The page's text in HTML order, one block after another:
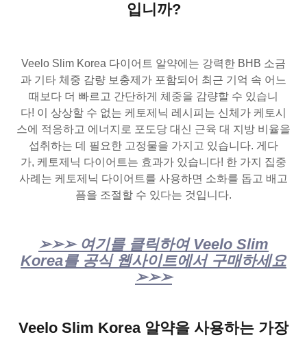
입니까?
Veelo Slim Korea 다이어트 알약에는 강력한 BHB 소금
과 기타 체중 감량 보충제가 포함되어 최근 기억 속 어느
때보다 더 빠르고 간단하게 체중을 감량할 수 있습니
다! 이 상상할 수 없는 케토제닉 레시피는 신체가 케토시
스에 적응하고 에너지로 포도당 대신 근육 대 지방 비율을
섭취하는 데 필요한 고정물을 가지고 있습니다. 게다
가, 케토제닉 다이어트는 효과가 있습니다! 한 가지 집중
사례는 케토제닉 다이어트를 사용하면 소화를 돕고 배고
픔을 조절할 수 있다는 것입니다.
➢➢➢ 여기를 클릭하여 Veelo Slim
Korea를 공식 웹사이트에서 구매하세요
➢➢➢
Veelo Slim Korea 알약을 사용하는 가장